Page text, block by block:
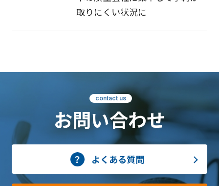
取りにくい状況に
contact us
お問い合わせ
よくある質問